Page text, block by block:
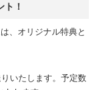
！
、オリジナル特典と
いたします。予定数